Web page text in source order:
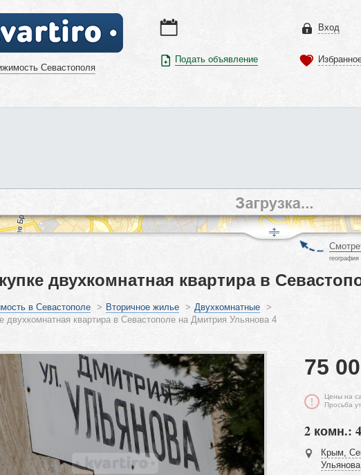
Севастополя
Подать объявление
Вход
двухкомнатная квартира в
в Севастополе > Вторичное жилье > Двухкомнатные >
двухкомнатная квартира в Севастополе на Дмитрия Ульянова 4
75
Цены на
Просьба
2 комн.:
Крым,